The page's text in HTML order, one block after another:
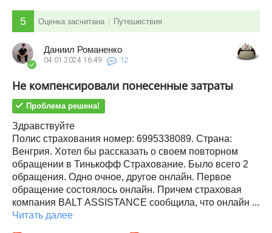
5 Оценка засчитана Путешествия
Даниил Романенко
04.01.2024 16:49 12
Не компенсировали понесенные затраты
Проблема решена!
Здравствуйте
Полис страхования номер: 6995338089. Страна:
Венгрия. Хотел бы рассказать о своем повторном
обращении в Тинькофф Страхование. Было всего 2
обращения. Одно очное, другое онлайн. Первое
обращение состоялось онлайн. Причем страховая
компания BALT ASSISTANCE сообщила, что онлайн ...
Читать далее